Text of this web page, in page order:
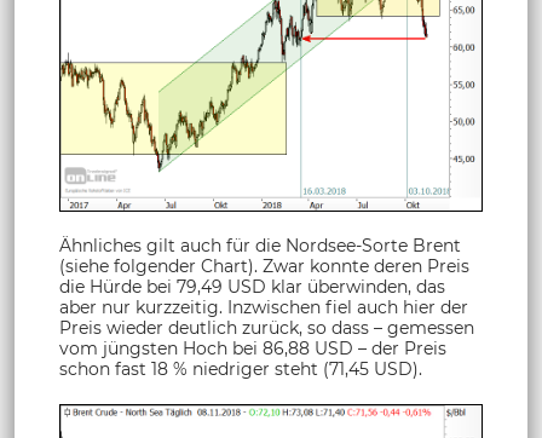
Ähnliches gilt auch für die Nordsee-Sorte Brent
(siehe folgender Chart). Zwar konnte deren Preis
die Hürde bei 79,49 USD klar überwinden, das
aber nur kurzzeitig. Inzwischen fiel auch hier der
Preis wieder deutlich zurück, so dass – gemessen
vom jüngsten Hoch bei 86,88 USD – der Preis
schon fast 18 % niedriger steht (71,45 USD).